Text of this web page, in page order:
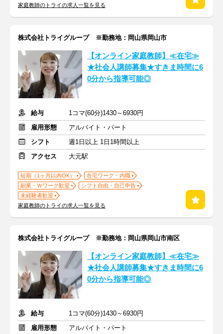
家庭教師のトライの求人一覧を見る
株式会社トライグループ ※勤務地：岡山県岡山市
【オンライン家庭教師】≪在宅≫
★社会人講師募集★すきま時間に6
0分から指導可能◎
給与
1コマ(60分)1430～6930円
雇用形態
アルバイト・パート
シフト
週1日以上 1日1時間以上
アクセス
大元駅
短期（1ヶ月以内OK）
在宅ワーク・内職
副業・Ｗワーク歓迎
シフト自由・自己申告
未経験者歓迎
家庭教師のトライの求人一覧を見る
株式会社トライグループ ※勤務地：岡山県岡山市南区
【オンライン家庭教師】≪在宅≫
★社会人講師募集★すきま時間に6
0分から指導可能◎
給与
1コマ(60分)1430～6930円
雇用形態
アルバイト・パート